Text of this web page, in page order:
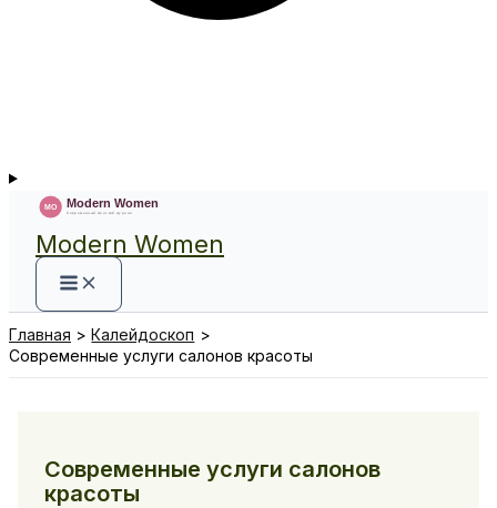
Modern Women
Главная
Калейдоскоп
Современные услуги салонов красоты
Современные услуги салонов
красоты